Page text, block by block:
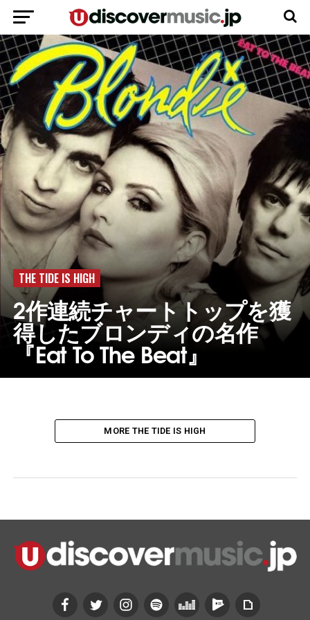
THE TIDE IS HIGH
2作連続チャートトップを獲
得したブロンディの名作
『Eat To The Beat』
MORE THE TIDE IS HIGH